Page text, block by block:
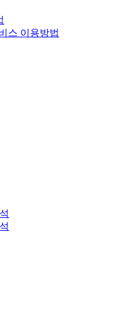
스 이용방법